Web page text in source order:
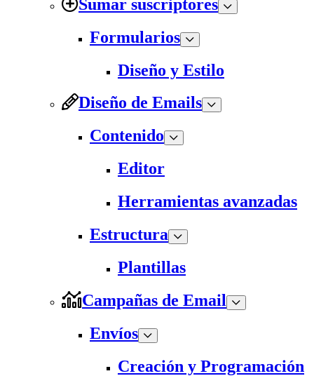
Sumar suscriptores
Formularios
Diseño y Estilo
Diseño de Emails
Contenido
Editor
Herramientas avanzadas
Estructura
Plantillas
Campañas de Email
Envíos
Creación y Programación